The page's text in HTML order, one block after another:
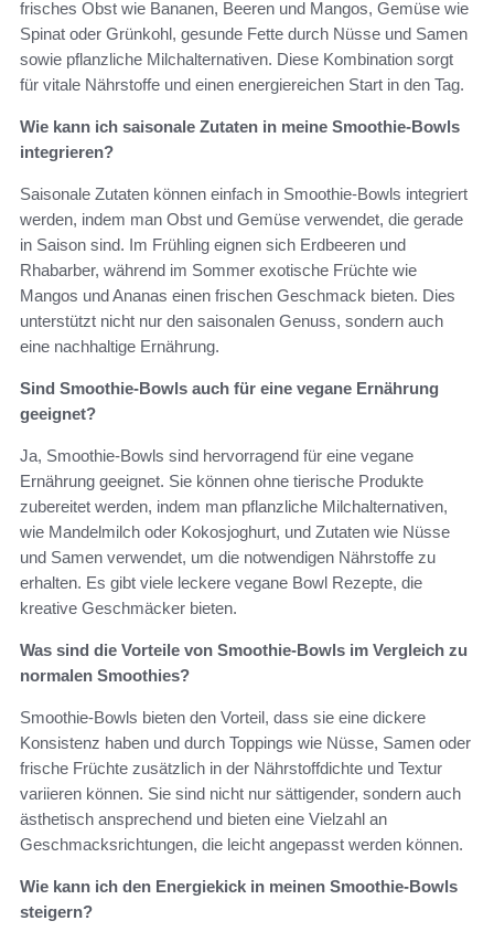
frisches Obst wie Bananen, Beeren und Mangos, Gemüse wie
Spinat oder Grünkohl, gesunde Fette durch Nüsse und Samen
sowie pflanzliche Milchalternativen. Diese Kombination sorgt
für vitale Nährstoffe und einen energiereichen Start in den Tag.
Wie kann ich saisonale Zutaten in meine Smoothie-Bowls
integrieren?
Saisonale Zutaten können einfach in Smoothie-Bowls integriert
werden, indem man Obst und Gemüse verwendet, die gerade
in Saison sind. Im Frühling eignen sich Erdbeeren und
Rhabarber, während im Sommer exotische Früchte wie
Mangos und Ananas einen frischen Geschmack bieten. Dies
unterstützt nicht nur den saisonalen Genuss, sondern auch
eine nachhaltige Ernährung.
Sind Smoothie-Bowls auch für eine vegane Ernährung
geeignet?
Ja, Smoothie-Bowls sind hervorragend für eine vegane
Ernährung geeignet. Sie können ohne tierische Produkte
zubereitet werden, indem man pflanzliche Milchalternativen,
wie Mandelmilch oder Kokosjoghurt, und Zutaten wie Nüsse
und Samen verwendet, um die notwendigen Nährstoffe zu
erhalten. Es gibt viele leckere vegane Bowl Rezepte, die
kreative Geschmäcker bieten.
Was sind die Vorteile von Smoothie-Bowls im Vergleich zu
normalen Smoothies?
Smoothie-Bowls bieten den Vorteil, dass sie eine dickere
Konsistenz haben und durch Toppings wie Nüsse, Samen oder
frische Früchte zusätzlich in der Nährstoffdichte und Textur
variieren können. Sie sind nicht nur sättigender, sondern auch
ästhetisch ansprechend und bieten eine Vielzahl an
Geschmacksrichtungen, die leicht angepasst werden können.
Wie kann ich den Energiekick in meinen Smoothie-Bowls
steigern?